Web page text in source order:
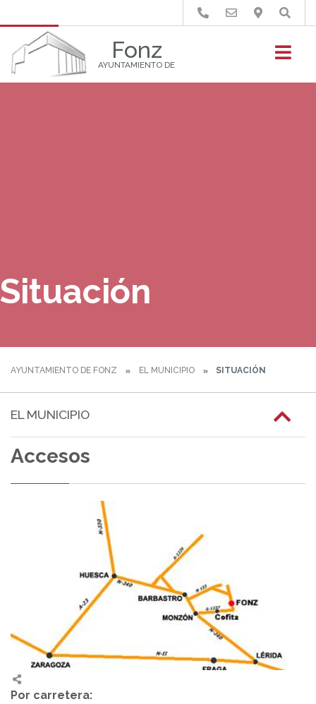
Fonz
AYUNTAMIENTO DE
Buscar
Situación
AYUNTAMIENTO DE FONZ EL MUNICIPIO SITUACIÓN
EL MUNICIPIO
Accesos
Por carretera: